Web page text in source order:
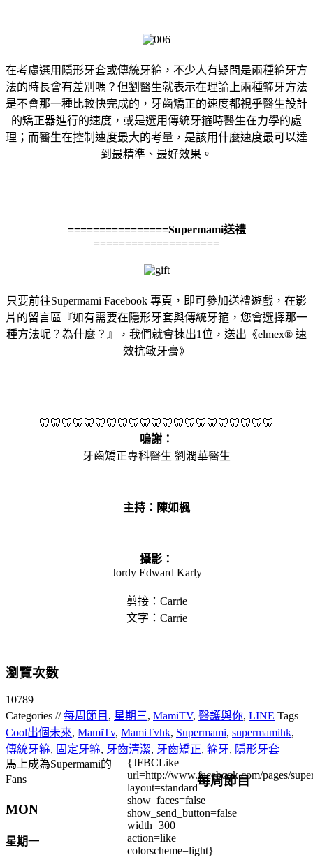
在考慮選用隱形牙套或傳統牙箍，不少人有疑問是兩種箍牙方
法的時長會有差別嗎？但劉醫生就表示在理論上兩種箍牙方法
是不會那一種比較快完成的，牙齒矯正的速度都視乎醫生設計
的矯正器進行的速度，或是選用傳統牙箍時醫生在力學的處
理；而醫生在控制速度最大的考量，是該用什麼速度最可以達
到最精準、最好效果。
================Supermami送禮
====================
只要前往Supermami Facebook 專頁，即可參加送禮遊戲，在影
片的留言區『如有需要在隱形牙套與傳統牙箍，您會選擇那一
種方法呢？為什麼？』，我們就會揀出1位，送出《elmex® 速
效抗敏牙膏》
🦷🦷🦷🦷🦷🦷🦷🦷🦷🦷🦷🦷🦷🦷🦷🦷🦷🦷🦷🦷🦷
嗚謝：
牙齒矯正專科醫生 劉潤華醫生
主持：陳如楓
攝影：
Jordy Edward Karly
剪接：Carrie
文字：Carrie
瀏覽次數
10789
Categories //每周節目 , 星期三, MamiTV, 醫護與你, LINE Tags
Cool出個未來, MamiTv, MamiTvhk, Supermami, supermamihk,
傳統牙箍, 固定牙箍, 牙齒清潔, 牙齒矯正, 箍牙, 隱形牙套
馬上成為Supermami的
Fans
{JFBCLike
url=http://www.facebook.com/pages/
layout=standard
show_faces=false
show_send_button=false
width=300
action=like
colorscheme=light}
每周節目
MON
星期一